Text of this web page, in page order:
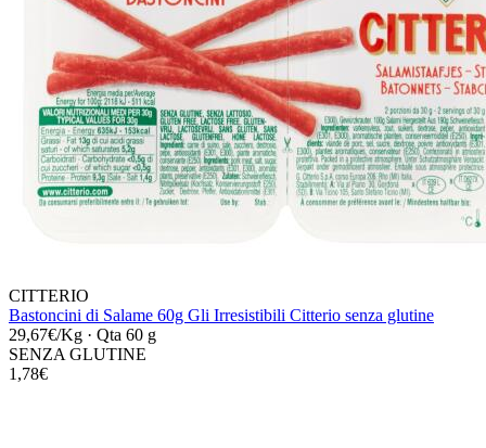
CITTERIO
Bastoncini di Salame 60g Gli Irresistibili Citterio senza glutine
29,67€/Kg · Qta 60 g
SENZA GLUTINE
1,78€